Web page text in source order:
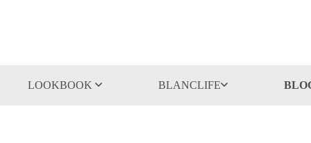
LOOKBOOK BLANCLIFE